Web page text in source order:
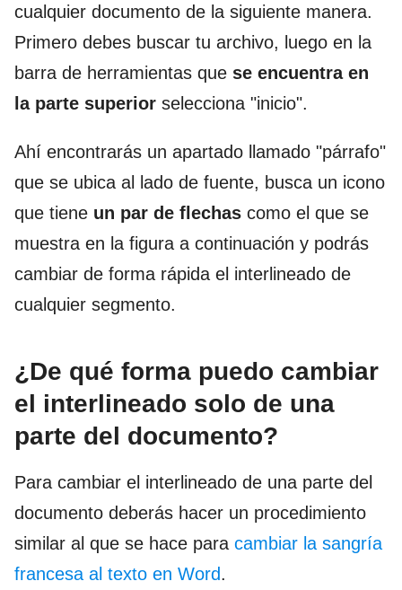
cualquier documento de la siguiente manera.
Primero debes buscar tu archivo, luego en la
barra de herramientas que se encuentra en
la parte superior selecciona "inicio".
Ahí encontrarás un apartado llamado "párrafo"
que se ubica al lado de fuente, busca un icono
que tiene un par de flechas como el que se
muestra en la figura a continuación y podrás
cambiar de forma rápida el interlineado de
cualquier segmento.
¿De qué forma puedo cambiar
el interlineado solo de una
parte del documento?
Para cambiar el interlineado de una parte del
documento deberás hacer un procedimiento
similar al que se hace para cambiar la sangría
francesa al texto en Word.